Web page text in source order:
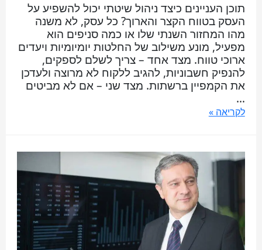
תוכן העניינים כיצד ניהול שיטתי יכול להשפיע על
העסק בטווח הקצר והארוך? כל עסק, לא משנה
מהו המחזור השנתי שלו או כמה סניפים הוא
מפעיל, מונע משילוב של החלטות יומיומיות ויעדים
ארוכי טווח. מצד אחד – צריך לשלם לספקים,
להנפיק חשבוניות, להגיב ללקוח לא מרוצה ולעדכן
את הקמפיין ברשתות. מצד שני – אם לא מביטים
…
לקריאה »